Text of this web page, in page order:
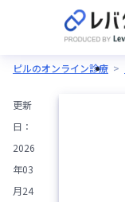
ピルのオンライン診療
更新
日：
2026
年03
月24